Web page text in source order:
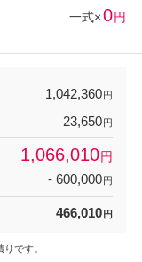
一式×0円
1,042,360円
23,650円
1,066,010円
- 600,000円
466,010 円
です。